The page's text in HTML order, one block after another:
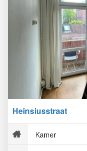
Heinsiusstraat
Kamer